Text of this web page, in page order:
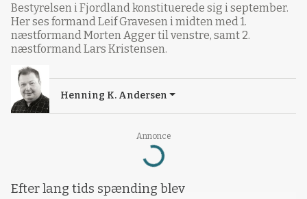
Annonce
Loading...
Bestyrelsen i Fjordland konstituerede sig i september.
Her ses formand Leif Gravesen i midten med 1.
næstformand Morten Agger til venstre, samt 2.
næstformand Lars Kristensen.
Henning K. Andersen
Efter lang tids spænding blev